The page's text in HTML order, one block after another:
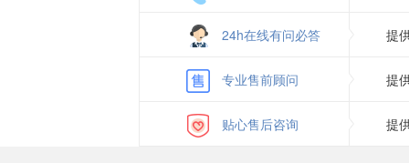
24h在线有问必答 提
专业售前顾问 提
贴心售后咨询 提